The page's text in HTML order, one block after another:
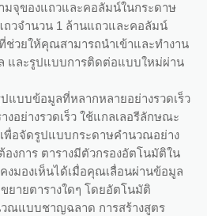
มจุของแถวและคอลัมน์ในกระดาษ
วจำนวน 1 ล้านแถวและคอลัมน์
ช่วยให้คุณสามารถนำเข้าและทำงาน
และรูปแบบการติดต่อแบบใหม่ผ่าน
ปแบบข้อมูลที่หลากหลายอย่างรวดเร็ว
อย่างรวดเร็ว ใช้แกลเลอรีลักษณะ
พื่อจัดรูปแบบกระดาษคำนวณอย่าง
งการ ตารางมีตัวกรองอัตโนมัติใน
มองเห็นได้เมื่อคุณเลื่อนผ่านข้อมูล
ยายตารางใดๆ โดยอัตโนมัติ
ณแบบชาญฉลาด การสร้างสูตร